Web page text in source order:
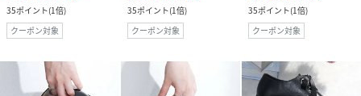
35ポイント(1倍)
クーポン対象
35ポイント(1倍)
クーポン対象
35ポイント(1倍)
クーポン対象